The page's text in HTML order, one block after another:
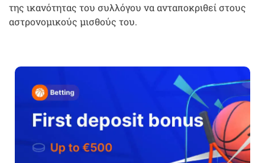
της ικανότητας του συλλόγου να ανταποκριθεί στους
αστρονομικούς μισθούς του.